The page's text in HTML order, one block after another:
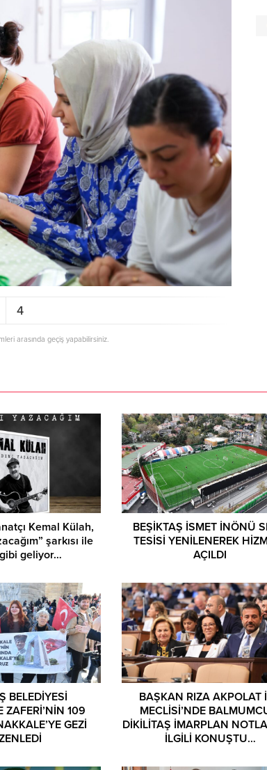
4
arasında geçiş yapabilirsiniz.
Kemal Külah,
şarkısı ile
geliyor…
BEŞİKTAŞ İSMET İNÖNÜ
TESİSİ YENİLENEREK
AÇILDI
BELEDİYESİ
ZAFERİ’NİN 109
GEZİ
BAŞKAN RIZA AKPOLAT
MECLİSİ’NDE
DİKİLİTAŞ İMARPLAN
İLGİLİ KONUŞTU…
Asuman Krause,